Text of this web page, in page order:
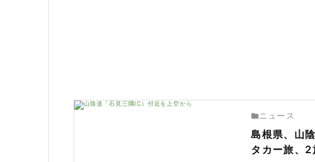
ニュース
島根県、山
タカー旅、